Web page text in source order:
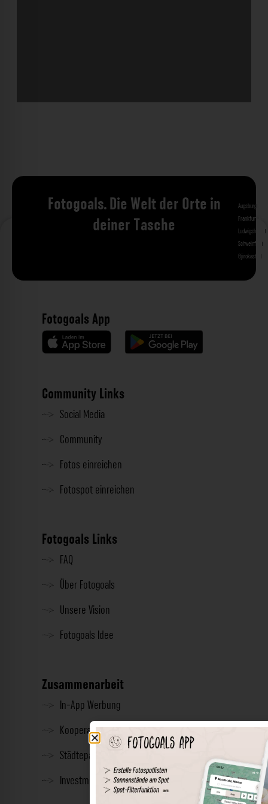
Fotogoals. Die Welt der Orte in
deiner Tasche
Augsburg
Frankfurt am
Ludwigshafen
Schweinfurt
Gjirokastra
Fotogoals App
Community Links
Social Media
Community
Fotos einreichen
Fotospot einreichen
Fotogoals Links
FAQ
Über Fotogoals
Unsere Vision
Fotogoals Idee
Zusammenarbeit
In-App Werbung
Kooperationen
Städtepartnerschaft
Investment & Presse